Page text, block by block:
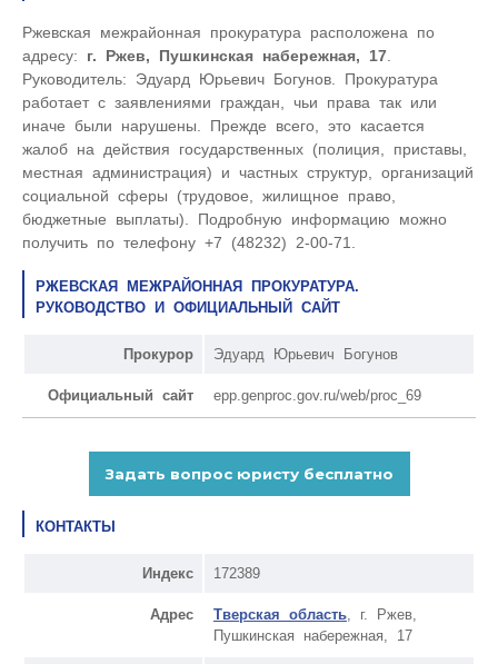
Ржевская межрайонная прокуратура расположена по
адресу: г. Ржев, Пушкинская набережная, 17
Руководитель: Эдуард Юрьевич Богунов. Прокуратура
работает с заявлениями граждан, чьи права так или
иначе были нарушены. Прежде всего, это касается
жалоб на действия государственных (полиция, приставы,
местная администрация) и частных структур, организаций
социальной сферы (трудовое, жилищное право,
бюджетные выплаты). Подробную информацию можно
получить по телефону +7 (48232) 2-00-71.
РЖЕВСКАЯ МЕЖРАЙОННАЯ ПРОКУРАТУРА.
РУКОВОДСТВО И ОФИЦИАЛЬНЫЙ САЙТ
Прокурор Эдуард Юрьевич Богунов
Официальный сайт epp.genproc.gov.ru/web/proc_69
КОНТАКТЫ
Индекс 172389
Адрес Тверская область , г. Ржев,
Пушкинская набережная, 17